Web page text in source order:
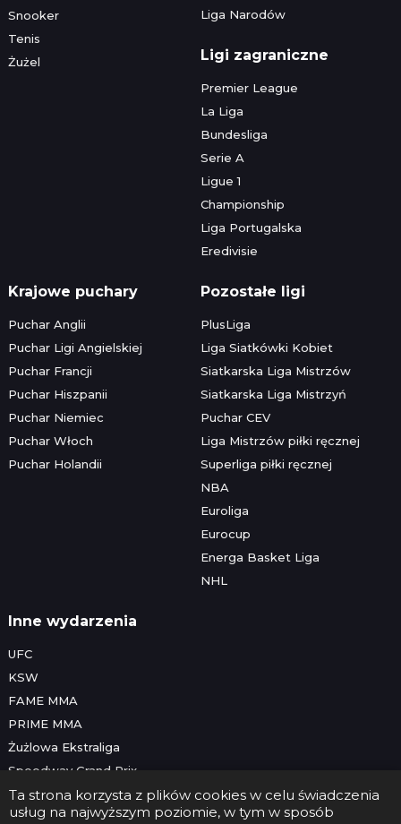
Ta strona korzysta z plików cookies w celu świadczenia
usług na najwyższym poziomie, w tym w sposób
Snooker
Tenis
Żużel
Liga Narodów
Ligi zagraniczne
Premier League
La Liga
Bundesliga
Serie A
Ligue 1
Championship
Liga Portugalska
Eredivisie
Krajowe puchary
Puchar Anglii
Puchar Ligi Angielskiej
Puchar Francji
Puchar Hiszpanii
Puchar Niemiec
Puchar Włoch
Puchar Holandii
Pozostałe ligi
PlusLiga
Liga Siatkówki Kobiet
Siatkarska Liga Mistrzów
Siatkarska Liga Mistrzyń
Puchar CEV
Liga Mistrzów piłki ręcznej
Superliga piłki ręcznej
NBA
Euroliga
Eurocup
Energa Basket Liga
NHL
Inne wydarzenia
UFC
KSW
FAME MMA
PRIME MMA
Żużlowa Ekstraliga
Speedway Grand Prix
Skoki narciarskie